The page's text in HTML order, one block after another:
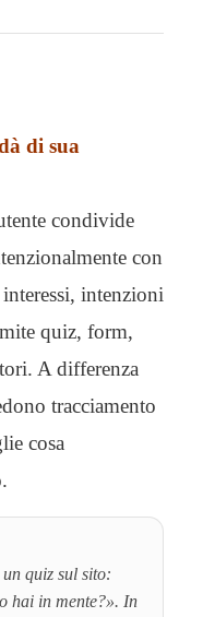
di sua
condivide
con
intenzioni
quiz, form,
A differenza
tracciamento
cosa
quiz sul sito:
hai in mente?». In